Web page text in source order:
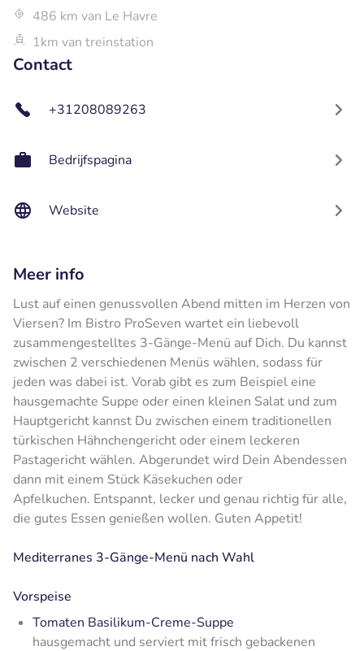
486 km van Le Havre
1km van treinstation
Contact
+31208089263
Bedrijfspagina
Website
Meer info
Lust auf einen genussvollen Abend mitten im Herzen von
Viersen? Im Bistro ProSeven wartet ein liebevoll
zusammengestelltes 3-Gänge-Menü auf Dich. Du kannst
zwischen 2 verschiedenen Menüs wählen, sodass für
jeden was dabei ist. Vorab gibt es zum Beispiel eine
hausgemachte Suppe oder einen kleinen Salat und zum
Hauptgericht kannst Du zwischen einem traditionellen
türkischen Hähnchengericht oder einem leckeren
Pastagericht wählen. Abgerundet wird Dein Abendessen
dann mit einem Stück Käsekuchen oder
Apfelkuchen. Entspannt, lecker und genau richtig für alle,
die gutes Essen genießen wollen. Guten Appetit!
Mediterranes 3-Gänge-Menü nach Wahl
Vorspeise
Tomaten Basilikum-Creme-Suppe
hausgemacht und serviert mit frisch gebackenen